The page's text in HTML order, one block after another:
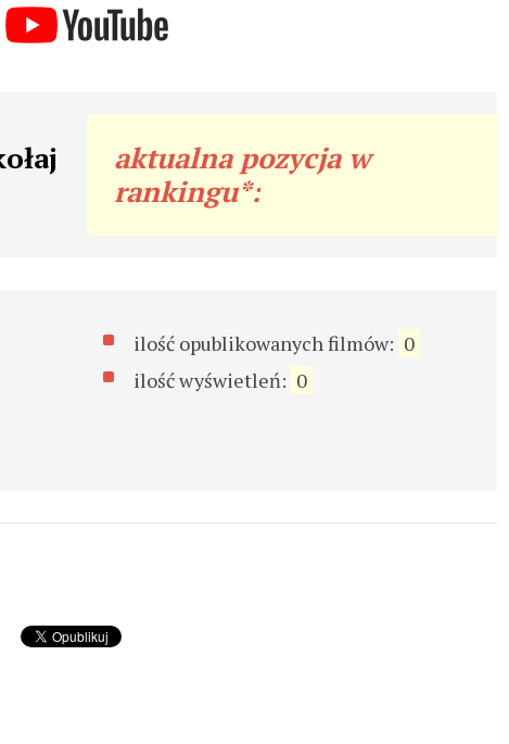
aktualna pozycja w
rankingu*:
ilość opublikowanych filmów: 0
ilość wyświetleń: 0